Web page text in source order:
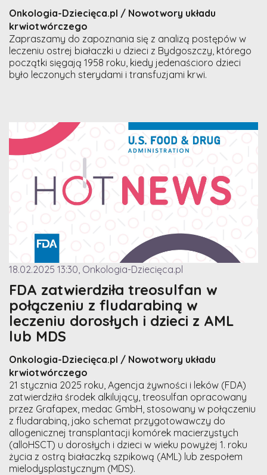
Onkologia-Dziecięca.pl / Nowotwory układu
krwiotwórczego
Zapraszamy do zapoznania się z analizą postępów w
leczeniu ostrej białaczki u dzieci z Bydgoszczy, którego
początki sięgają 1958 roku, kiedy jedenaścioro dzieci
było leczonych sterydami i transfuzjami krwi.
18.02.2025 13:30, Onkologia-Dziecięca.pl
FDA zatwierdziła treosulfan w
połączeniu z fludarabiną w
leczeniu dorosłych i dzieci z AML
lub MDS
Onkologia-Dziecięca.pl / Nowotwory układu
krwiotwórczego
21 stycznia 2025 roku, Agencja żywności i leków (FDA)
zatwierdziła środek alkilujący, treosulfan opracowany
przez Grafapex, medac GmbH, stosowany w połączeniu
z fludarabiną, jako schemat przygotowawczy do
allogenicznej transplantacji komórek macierzystych
(alloHSCT) u dorosłych i dzieci w wieku powyżej 1. roku
życia z ostrą białaczką szpikową (AML) lub zespołem
mielodysplastycznym (MDS).